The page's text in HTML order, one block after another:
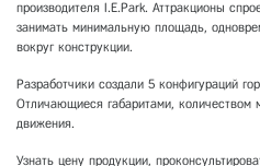
производителя I.E.Park. Аттракционы
занимать минимальную площадь,
вокруг конструкции.
Разработчики создали 5 конфигураций
Отличающиеся габаритами, количеством
движения.
Узнать цену продукции,